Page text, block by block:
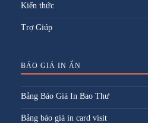
Kiến thức
Trợ Giúp
BÁO GIÁ IN ẤN
Bảng Báo Giá In Bao Thư
Bảng báo giá in card visit